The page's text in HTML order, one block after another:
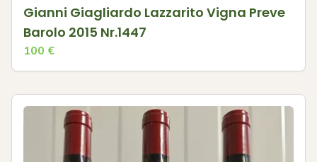
Gianni Giagliardo Lazzarito Vigna Preve
Barolo 2015 Nr.1447
100 €